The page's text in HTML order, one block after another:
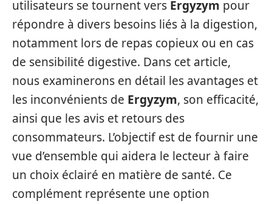
utilisateurs se tournent vers Ergyzym pour
répondre à divers besoins liés à la digestion,
notamment lors de repas copieux ou en cas
de sensibilité digestive. Dans cet article,
nous examinerons en détail les avantages et
les inconvénients de Ergyzym, son efficacité,
ainsi que les avis et retours des
consommateurs. L’objectif est de fournir une
vue d’ensemble qui aidera le lecteur à faire
un choix éclairé en matière de santé. Ce
complément représente une option